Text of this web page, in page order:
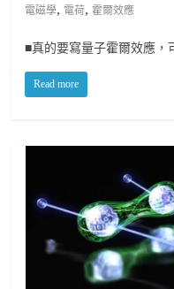
電磁學, 電荷, 霍爾效應
■真的要寫量子霍爾效應，
Read more